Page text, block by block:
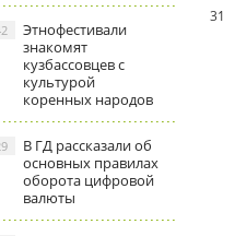
Этнофестивали
знакомят
кузбассовцев с
культурой
коренных народов
В ГД рассказали об
основных правилах
оборота цифровой
валюты
31